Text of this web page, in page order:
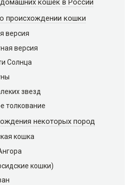
кошек в России
происхождении кошки
версия
версия
Солнца
звезд
толкование
некоторых пород
кошка
кошки)